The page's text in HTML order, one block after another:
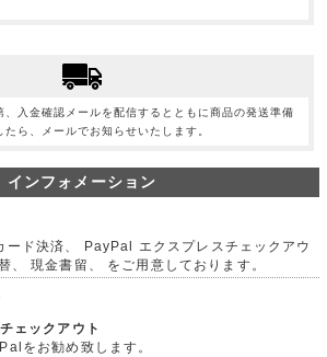
、入金確認メールを配信するとともに商品の発送準備
ら、メールでお知らせいたします。
インフォメーション
ード決済、 PayPal エクスプレスチェックアウ
、 現金書留、 をご用意しております。
ェックアウト
をお勧め致します。